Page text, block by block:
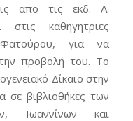
απο τις εκδ. Α.
καθηγητριες
Φατούρου, για να
προβολή του. Το
Δίκαιο στην
σε βιβλιοθήκες των
Ιωαννίνων και